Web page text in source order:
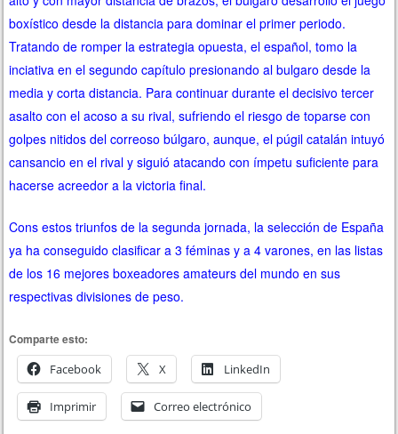
boxístico desde la distancia para dominar el primer periodo.
Tratando de romper la estrategia opuesta, el español, tomo la
inciativa en el segundo capítulo presionando al bulgaro desde la
media y corta distancia. Para continuar durante el decisivo tercer
asalto con el acoso a su rival, sufriendo el riesgo de toparse con
golpes nitidos del correoso búlgaro, aunque, el púgil catalán intuyó
cansancio en el rival y siguió atacando con ímpetu suficiente para
hacerse acreedor a la victoria final.
Cons estos triunfos de la segunda jornada, la selección de España
ya ha conseguido clasificar a 3 féminas y a 4 varones, en las listas
de los 16 mejores boxeadores amateurs del mundo en sus
respectivas divisiones de peso.
Comparte esto:
Facebook
X LinkedIn
Imprimir Correo electrónico